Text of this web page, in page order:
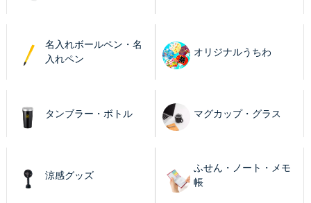
名入れボールペン・名
入れペン
オリジナルうちわ
タンブラー・ボトル マグカップ・グラス
涼感グッズ
ふせん・ノート・メモ
帳